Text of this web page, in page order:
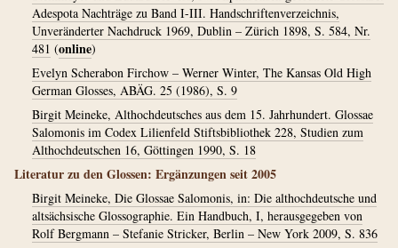
Adespota Nachträge zu Band I-III. Handschriftenverzeichnis,
Unveränderter Nachdruck 1969, Dublin – Zürich 1898, S. 584, Nr.
481 (online)
Evelyn Scherabon Firchow – Werner Winter, The Kansas Old High
German Glosses, ABÄG. 25 (1986), S. 9
Birgit Meineke, Althochdeutsches aus dem 15. Jahrhundert. Glossae
Salomonis im Codex Lilienfeld Stiftsbibliothek 228, Studien zum
Althochdeutschen 16, Göttingen 1990, S. 18
Literatur zu den Glossen: Ergänzungen seit 2005
Birgit Meineke, Die Glossae Salomonis, in: Die althochdeutsche und
altsächsische Glossographie. Ein Handbuch, I, herausgegeben von
Rolf Bergmann – Stefanie Stricker, Berlin – New York 2009, S. 836